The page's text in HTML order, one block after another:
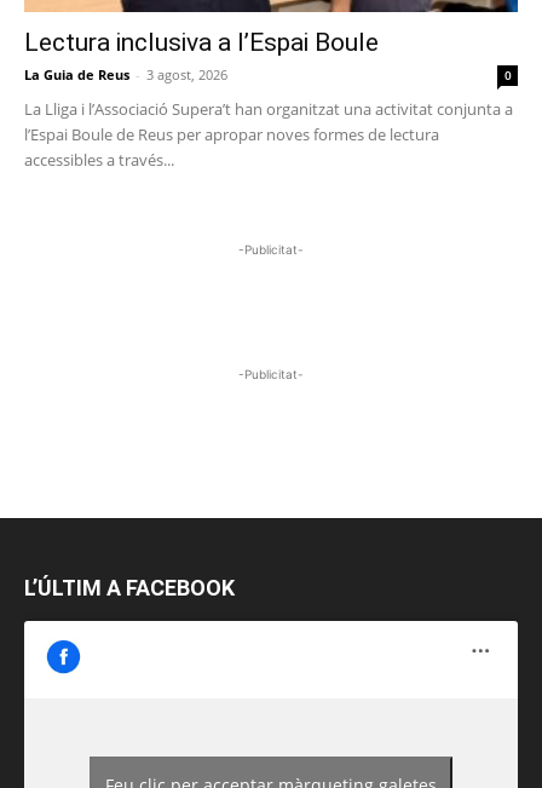
Lectura inclusiva a l’Espai Boule
La Guia de Reus - 3 agost, 2026 0
La Lliga i l’Associació Supera’t han organitzat una activitat conjunta a
l’Espai Boule de Reus per apropar noves formes de lectura
accessibles a través...
-Publicitat-
-Publicitat-
L’ÚLTIM A FACEBOOK